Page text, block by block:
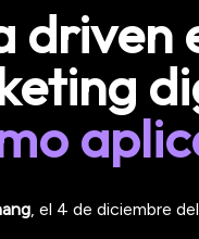
driven
, el 4 de diciembre